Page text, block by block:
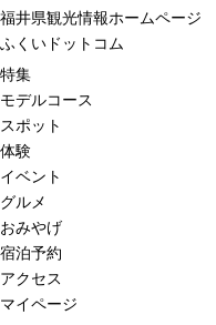
福井県観光情報ホームページ
ふくいドットコム
特集
モデルコース
スポット
体験
イベント
グルメ
おみやげ
宿泊予約
アクセス
マイページ